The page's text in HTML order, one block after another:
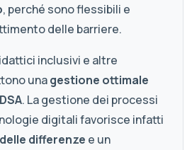
, perché sono flessibili e
delle barriere.
inclusivi e altre
unagestione ottimale
. La gestione dei processi
digitali favorisce infatti
differenze e un